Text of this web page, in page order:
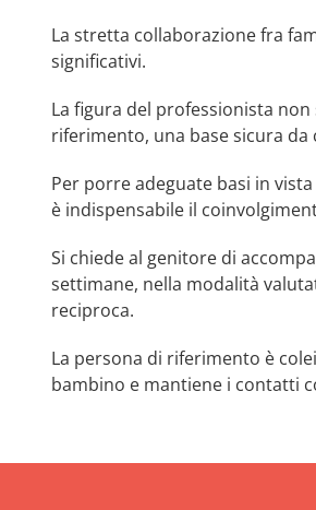
La stretta collaborazione fra
significativi.
La figura del professionista
riferimento, una base sicura
Per porre adeguate basi in
è indispensabile il
Si chiede al genitore di
settimane, nella modalità
reciproca.
La persona di riferimento è
bambino e mantiene i contatti